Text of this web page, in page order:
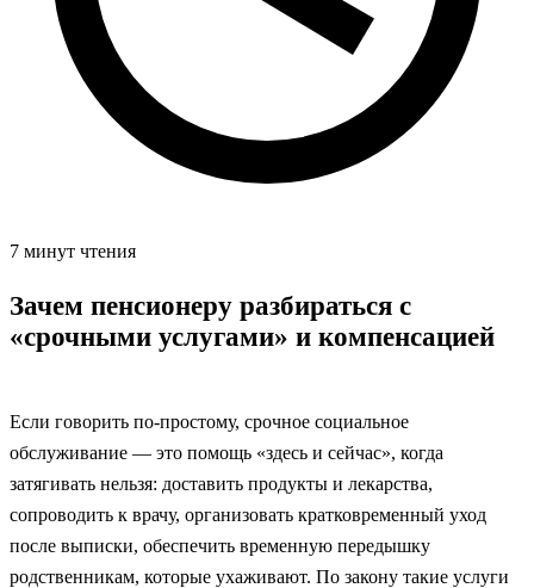
7 минут чтения
Зачем пенсионеру разбираться с
«срочными услугами» и компенсацией
Если говорить по‑простому, срочное социальное
обслуживание — это помощь «здесь и сейчас», когда
затягивать нельзя: доставить продукты и лекарства,
сопроводить к врачу, организовать кратковременный уход
после выписки, обеспечить временную передышку
родственникам, которые ухаживают. По закону такие услуги